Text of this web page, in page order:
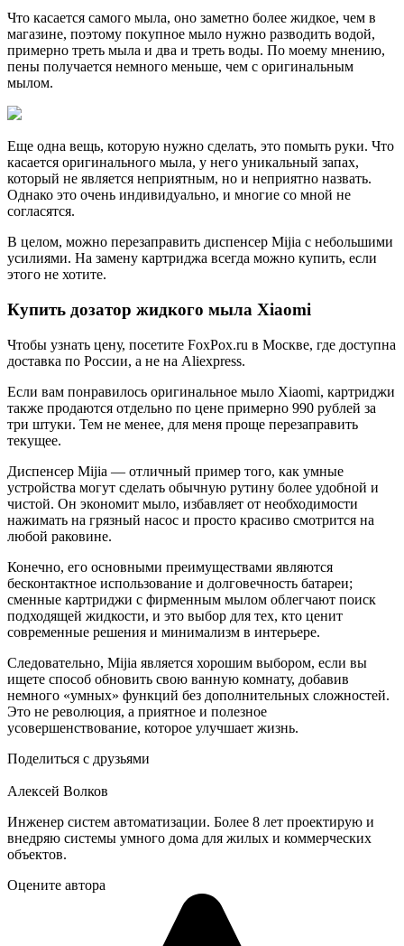
Что касается самого мыла, оно заметно более жидкое, чем в
магазине, поэтому покупное мыло нужно разводить водой,
примерно треть мыла и два и треть воды. По моему мнению,
пены получается немного меньше, чем с оригинальным
мылом.
Еще одна вещь, которую нужно сделать, это помыть руки. Что
касается оригинального мыла, у него уникальный запах,
который не является неприятным, но и неприятно назвать.
Однако это очень индивидуально, и многие со мной не
согласятся.
В целом, можно перезаправить диспенсер Mijia с небольшими
усилиями. На замену картриджа всегда можно купить, если
этого не хотите.
Купить дозатор жидкого мыла Xiaomi
Чтобы узнать цену, посетите FoxPox.ru в Москве, где доступна
доставка по России, а не на Aliexpress.
Если вам понравилось оригинальное мыло Xiaomi, картриджи
также продаются отдельно по цене примерно 990 рублей за
три штуки. Тем не менее, для меня проще перезаправить
текущее.
Диспенсер Mijia — отличный пример того, как умные
устройства могут сделать обычную рутину более удобной и
чистой. Он экономит мыло, избавляет от необходимости
нажимать на грязный насос и просто красиво смотрится на
любой раковине.
Конечно, его основными преимуществами являются
бесконтактное использование и долговечность батареи;
сменные картриджи с фирменным мылом облегчают поиск
подходящей жидкости, и это выбор для тех, кто ценит
современные решения и минимализм в интерьере.
Следовательно, Mijia является хорошим выбором, если вы
ищете способ обновить свою ванную комнату, добавив
немного «умных» функций без дополнительных сложностей.
Это не революция, а приятное и полезное
усовершенствование, которое улучшает жизнь.
Поделиться с друзьями
Алексей Волков
Инженер систем автоматизации. Более 8 лет проектирую и
внедряю системы умного дома для жилых и коммерческих
объектов.
Оцените автора